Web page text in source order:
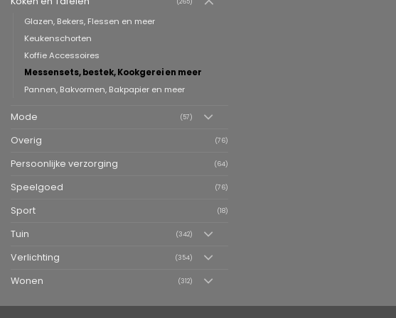
Glazen, Bekers, Flessen en meer
Keukenschorten
Koffie Accessoires
Messensets, bestek, Kookgerei en meer
Pannen, Bakvormen, Bakpapier en meer
Mode (57)
Overig (76)
Persoonlijke verzorging (64)
Speelgoed (76)
Sport (18)
Tuin (342)
Verlichting (354)
Wonen (312)